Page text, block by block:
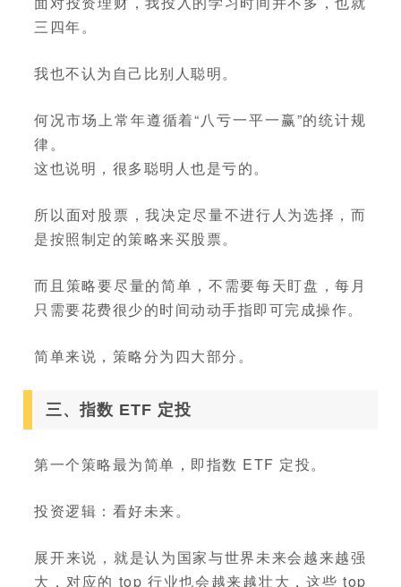
三四年。
我也不认为自己比别人聪明。
何况市场上常年遵循着“八亏一平一赢”的统计规
律。
这也说明，很多聪明人也是亏的。
所以面对股票，我决定尽量不进行人为选择，而
是按照制定的策略来买股票。
而且策略要尽量的简单，不需要每天盯盘，每月
只需要花费很少的时间动动手指即可完成操作。
简单来说，策略分为四大部分。
三、指数 ETF 定投
第一个策略最为简单，即指数 ETF 定投。
投资逻辑：看好未来。
展开来说，就是认为国家与世界未来会越来越强
大，对应的 top 行业也会越来越壮大，这些 top